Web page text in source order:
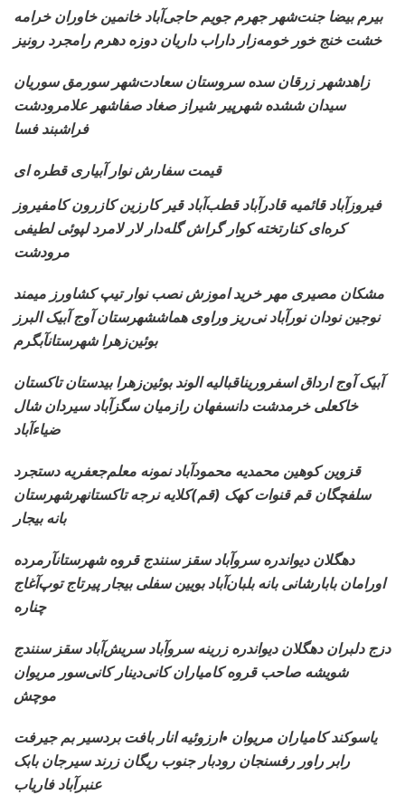
بیرم بیضا جنت‌شهر جهرمجویم حاجی‌آباد خانمین خاوران خرامه
خشت خنج خور خومه‌زار داراب داریان دوزه دهرم رامجرد رونیز
زاهدشهر زرقان سده سروستانسعادت‌شهر سورمق سوریان
سیدان ششده شهرپیر شیراز صغاد صفاشهر علامرودشت
فراشبند فسا
قیمت سفارش نوار آبیاری قطره ای
فیروزآباد قائمیه قادرآبادقطب‌آباد قیر کارزین کازرون کامفیروز
کره‌ای کنارتخته کوار گراش گله‌دار لار لامرد لپوئی لطیفی
مرودشت
مشکان مصیری مهر خرید اموزش نصب نوار تیپ کشاورز میمند
نوجین نودان نورآباد نی‌ریز وراوی هماششهرستان آوج آبیک البرز
بوئین‌زهرا شهرستانآبگرم
آبیک آوج ارداق اسفروریناقبالیه الوند بوئین‌زهرا بیدستان تاکستان
خاکعلی خرمدشت دانسفهان رازمیان سگزآباد سیردان شال
ضیاءآباد
قزوین کوهین محمدیه محمودآباد نمونه معلم‌جعفریه دستجرد
سلفچگان قم قنوات کهک (قم)کلایه نرجه تاکستانهرشهرستان
بانه بیجار
دهگلاندیواندره سروآباد سقز سنندج قروه شهرستانآرمرده
اورامان بابارشانی بانه بلبان‌آباد بویین سفلی بیجار پیرتاج توپ‌آغاج
چناره
دزج دلبران دهگلان دیواندره زرینه سروآباد سریش‌آباد سقز سنندج
شویشه صاحب قروه کامیاران کانی‌دینار کانی‌سور مریوان
موچش
یاسوکند کامیاران مریوان •ارزوئیه انار بافت بردسیر بم جیرفت
رابر راور رفسنجان رودبار جنوب ریگان زرند سیرجان بابک
عنبرآباد فاریاب